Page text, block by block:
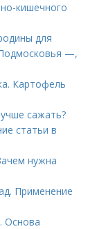
кишечного
для
—,
Картофель
сажать?
статьи в
нужна
Применение
Основа